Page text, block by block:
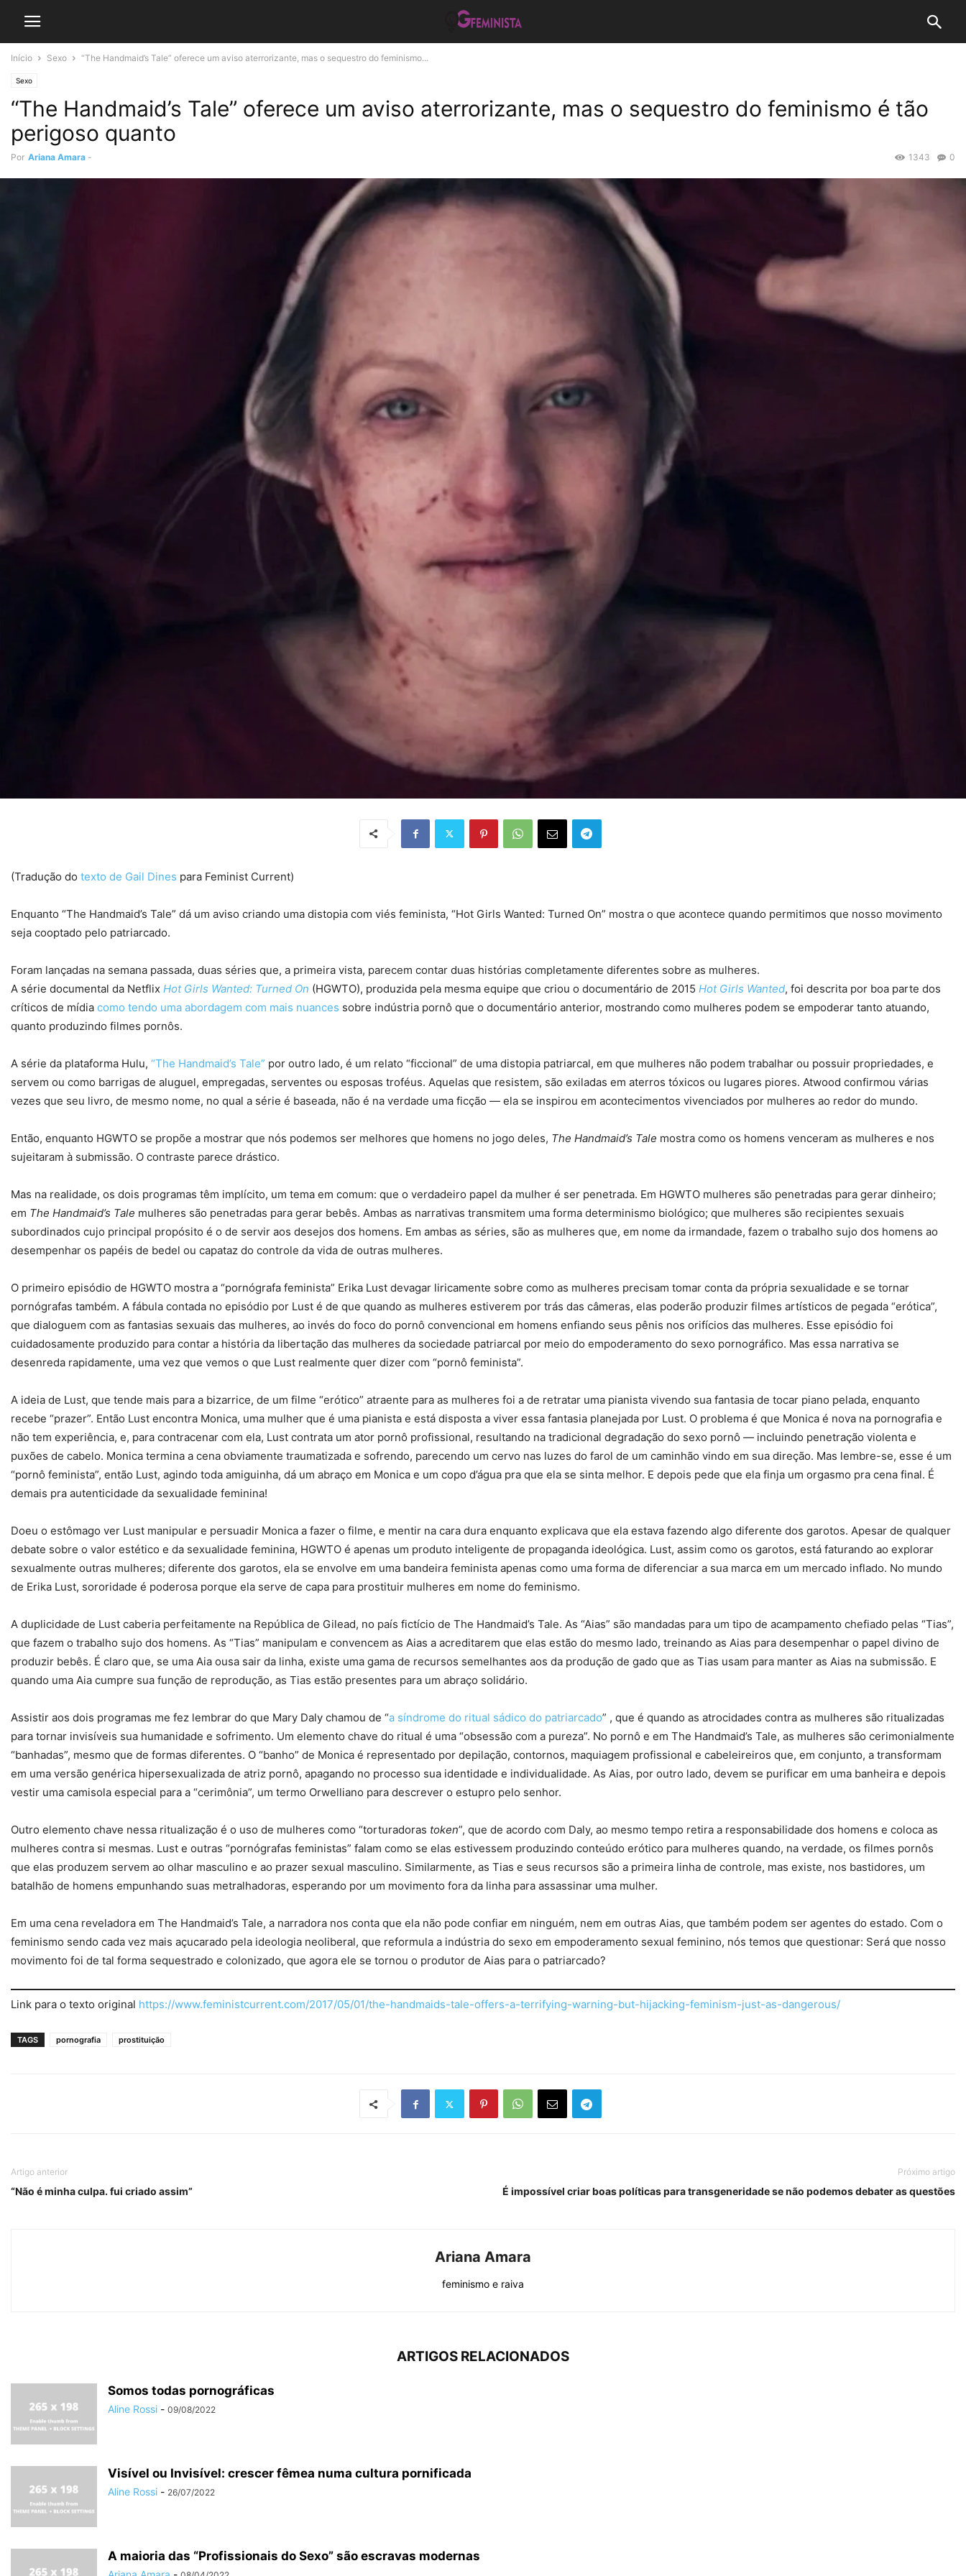
Início Sexo “The Handmaid’s Tale” oferece um aviso aterrorizante, mas o sequestro do feminismo...
Sexo
“The Handmaid’s Tale” oferece um aviso aterrorizante, mas o sequestro do feminismo é tão
perigoso quanto
Por Ariana Amara - 0
1343
(Tradução do texto de Gail Dines para Feminist Current)
Enquanto “The Handmaid’s Tale” dá um aviso criando uma distopia com viés feminista, “Hot Girls Wanted: Turned On” mostra o que acontece quando permitimos que nosso movimento
seja cooptado pelo patriarcado.
Foram lançadas na semana passada, duas séries que, a primeira vista, parecem contar duas histórias completamente diferentes sobre as mulheres.
A série documental da Netflix Hot Girls Wanted: Turned On (HGWTO), produzida pela mesma equipe que criou o documentário de 2015 Hot Girls Wanted, foi descrita por boa parte dos
críticos de mídia como tendo uma abordagem com mais nuances sobre indústria pornô que o documentário anterior, mostrando como mulheres podem se empoderar tanto atuando,
quanto produzindo filmes pornôs.
A série da plataforma Hulu, “The Handmaid’s Tale” por outro lado, é um relato “ficcional” de uma distopia patriarcal, em que mulheres não podem trabalhar ou possuir propriedades, e
servem ou como barrigas de aluguel, empregadas, serventes ou esposas troféus. Aquelas que resistem, são exiladas em aterros tóxicos ou lugares piores. Atwood confirmou várias
vezes que seu livro, de mesmo nome, no qual a série é baseada, não é na verdade uma ficção — ela se inspirou em acontecimentos vivenciados por mulheres ao redor do mundo.
Então, enquanto HGWTO se propõe a mostrar que nós podemos ser melhores que homens no jogo deles, The Handmaid’s Tale mostra como os homens venceram as mulheres e nos
sujeitaram à submissão. O contraste parece drástico.
Mas na realidade, os dois programas têm implícito, um tema em comum: que o verdadeiro papel da mulher é ser penetrada. Em HGWTO mulheres são penetradas para gerar dinheiro;
em The Handmaid’s Tale mulheres são penetradas para gerar bebês. Ambas as narrativas transmitem uma forma determinismo biológico; que mulheres são recipientes sexuais
subordinados cujo principal propósito é o de servir aos desejos dos homens. Em ambas as séries, são as mulheres que, em nome da irmandade, fazem o trabalho sujo dos homens ao
desempenhar os papéis de bedel ou capataz do controle da vida de outras mulheres.
O primeiro episódio de HGWTO mostra a “pornógrafa feminista” Erika Lust devagar liricamente sobre como as mulheres precisam tomar conta da própria sexualidade e se tornar
pornógrafas também. A fábula contada no episódio por Lust é de que quando as mulheres estiverem por trás das câmeras, elas poderão produzir filmes artísticos de pegada “erótica”,
que dialoguem com as fantasias sexuais das mulheres, ao invés do foco do pornô convencional em homens enfiando seus pênis nos orifícios das mulheres. Esse episódio foi
cuidadosamente produzido para contar a história da libertação das mulheres da sociedade patriarcal por meio do empoderamento do sexo pornográfico. Mas essa narrativa se
desenreda rapidamente, uma vez que vemos o que Lust realmente quer dizer com “pornô feminista”.
A ideia de Lust, que tende mais para a bizarrice, de um filme “erótico” atraente para as mulheres foi a de retratar uma pianista vivendo sua fantasia de tocar piano pelada, enquanto
recebe “prazer”. Então Lust encontra Monica, uma mulher que é uma pianista e está disposta a viver essa fantasia planejada por Lust. O problema é que Monica é nova na pornografia e
não tem experiência, e, para contracenar com ela, Lust contrata um ator pornô profissional, resultando na tradicional degradação do sexo pornô — incluindo penetração violenta e
puxões de cabelo. Monica termina a cena obviamente traumatizada e sofrendo, parecendo um cervo nas luzes do farol de um caminhão vindo em sua direção. Mas lembre-se, esse é um
“pornô feminista”, então Lust, agindo toda amiguinha, dá um abraço em Monica e um copo d’água pra que ela se sinta melhor. E depois pede que ela finja um orgasmo pra cena final. É
demais pra autenticidade da sexualidade feminina!
Doeu o estômago ver Lust manipular e persuadir Monica a fazer o filme, e mentir na cara dura enquanto explicava que ela estava fazendo algo diferente dos garotos. Apesar de qualquer
debate sobre o valor estético e da sexualidade feminina, HGWTO é apenas um produto inteligente de propaganda ideológica. Lust, assim como os garotos, está faturando ao explorar
sexualmente outras mulheres; diferente dos garotos, ela se envolve em uma bandeira feminista apenas como uma forma de diferenciar a sua marca em um mercado inflado. No mundo
de Erika Lust, sororidade é poderosa porque ela serve de capa para prostituir mulheres em nome do feminismo.
A duplicidade de Lust caberia perfeitamente na República de Gilead, no país fictício de The Handmaid’s Tale. As “Aias” são mandadas para um tipo de acampamento chefiado pelas “Tias”,
que fazem o trabalho sujo dos homens. As “Tias” manipulam e convencem as Aias a acreditarem que elas estão do mesmo lado, treinando as Aias para desempenhar o papel divino de
produzir bebês. É claro que, se uma Aia ousa sair da linha, existe uma gama de recursos semelhantes aos da produção de gado que as Tias usam para manter as Aias na submissão. E
quando uma Aia cumpre sua função de reprodução, as Tias estão presentes para um abraço solidário.
Assistir aos dois programas me fez lembrar do que Mary Daly chamou de “a síndrome do ritual sádico do patriarcado” , que é quando as atrocidades contra as mulheres são ritualizadas
para tornar invisíveis sua humanidade e sofrimento. Um elemento chave do ritual é uma “obsessão com a pureza”. No pornô e em The Handmaid’s Tale, as mulheres são cerimonialmente
“banhadas”, mesmo que de formas diferentes. O “banho” de Monica é representado por depilação, contornos, maquiagem profissional e cabeleireiros que, em conjunto, a transformam
em uma versão genérica hipersexualizada de atriz pornô, apagando no processo sua identidade e individualidade. As Aias, por outro lado, devem se purificar em uma banheira e depois
vestir uma camisola especial para a “cerimônia”, um termo Orwelliano para descrever o estupro pelo senhor.
Outro elemento chave nessa ritualização é o uso de mulheres como “torturadoras token”, que de acordo com Daly, ao mesmo tempo retira a responsabilidade dos homens e coloca as
mulheres contra si mesmas. Lust e outras “pornógrafas feministas” falam como se elas estivessem produzindo conteúdo erótico para mulheres quando, na verdade, os filmes pornôs
que elas produzem servem ao olhar masculino e ao prazer sexual masculino. Similarmente, as Tias e seus recursos são a primeira linha de controle, mas existe, nos bastidores, um
batalhão de homens empunhando suas metralhadoras, esperando por um movimento fora da linha para assassinar uma mulher.
Em uma cena reveladora em The Handmaid’s Tale, a narradora nos conta que ela não pode confiar em ninguém, nem em outras Aias, que também podem ser agentes do estado. Com o
feminismo sendo cada vez mais açucarado pela ideologia neoliberal, que reformula a indústria do sexo em empoderamento sexual feminino, nós temos que questionar: Será que nosso
movimento foi de tal forma sequestrado e colonizado, que agora ele se tornou o produtor de Aias para o patriarcado?
Link para o texto original https://www.feministcurrent.com/2017/05/01/the-handmaids-tale-offers-a-terrifying-warning-but-hijacking-feminism-just-as-dangerous/
TAGS pornografia prostituição
Artigo anterior
“Não é minha culpa. fui criado assim”
Próximo artigo
É impossível criar boas políticas para transgeneridade se não podemos debater as questões
Ariana Amara
feminismo e raiva
ARTIGOS RELACIONADOS
Somos todas pornográficas
Aline Rossi - 09/08/2022
Visível ou Invisível: crescer fêmea numa cultura pornificada
Aline Rossi - 26/07/2022
A maioria das “Profissionais do Sexo” são escravas modernas